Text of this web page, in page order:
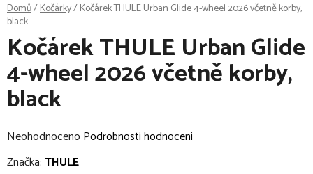
Domů/Kočárky/Kočárek THULE Urban Glide 4-wheel 2026 včetně korby,
black
Kočárek THULE Urban Glide
4-wheel 2026 včetně korby,
black
Průměrné
hodnocení
Neohodnoceno Podrobnosti hodnocení
Značka:THULE